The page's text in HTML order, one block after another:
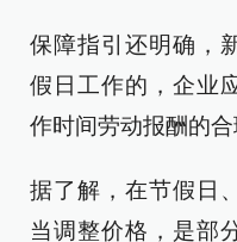
保障指引还明确，
假日工作的，企业
作时间劳动报酬的合
据了解，在节假日
当调整价格，是部